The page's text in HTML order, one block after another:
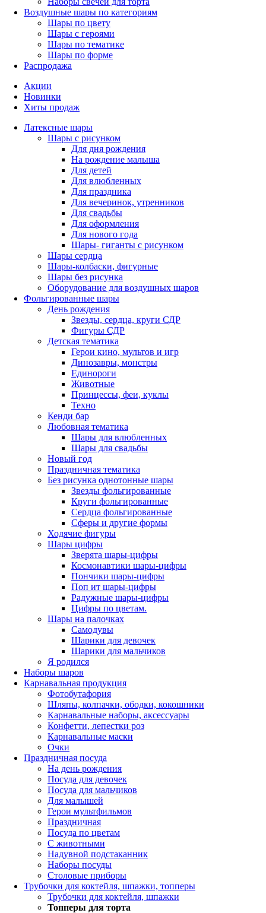
Воздушные шары по категориям
Шары по цвету
Шары с героями
Шары по тематике
Шары по форме
Распродажа
Акции
Новинки
Хиты продаж
Латексные шары
Шары с рисунком
Для дня рождения
На рождение малыша
Для детей
Для влюбленных
Для праздника
Для вечеринок, утренников
Для свадьбы
Для оформления
Для нового года
Шары- гиганты с рисунком
Шары сердца
Шары-колбаски, фигурные
Шары без рисунка
Оборудование для воздушных шаров
Фольгированные шары
День рождения
Звезды, сердца, круги СДР
Фигуры СДР
Детская тематика
Герои кино, мультов и игр
Динозавры, монстры
Единороги
Животные
Принцессы, феи, куклы
Техно
Кенди бар
Любовная тематика
Шары для влюбленных
Шары для свадьбы
Новый год
Праздничная тематика
Без рисунка однотонные шары
Звезды фольгированные
Круги фольгированные
Сердца фольгированные
Сферы и другие формы
Ходячие фигуры
Шары цифры
Зверята шары-цифры
Космонавтики шары-цифры
Пончики шары-цифры
Поп ит шары-цифры
Радужные шары-цифры
Цифры по цветам.
Шары на палочках
Самодувы
Шарики для девочек
Шарики для мальчиков
Я родился
Наборы шаров
Карнавальная продукция
Фотобутафория
Шляпы, колпачки, ободки, кокошники
Карнавальные наборы, аксессуары
Конфетти, лепестки роз
Карнавальные маски
Очки
Праздничная посуда
На день рождения
Посуда для девочек
Посуда для мальчиков
Для малышей
Герои мультфильмов
Праздничная
Посуда по цветам
С животными
Надувной подстаканник
Наборы посуды
Столовые приборы
Трубочки для коктейля, шпажки, топперы
Трубочки для коктейля, шпажки
Топперы для торта